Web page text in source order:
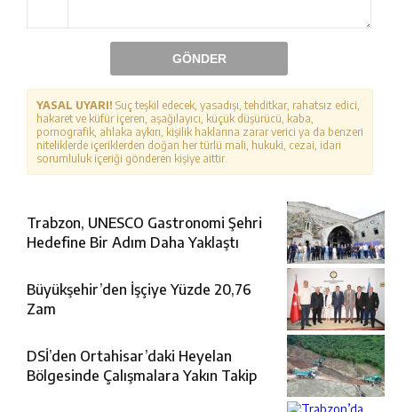
GÖNDER
YASAL UYARI! Suç teşkil edecek, yasadışı, tehditkar, rahatsız edici,
hakaret ve küfür içeren, aşağılayıcı, küçük düşürücü, kaba,
pornografik, ahlaka aykırı, kişilik haklarına zarar verici ya da benzeri
niteliklerde içeriklerden doğan her türlü mali, hukuki, cezai, idari
sorumluluk içeriği gönderen kişiye aittir.
Trabzon, UNESCO Gastronomi Şehri
Hedefine Bir Adım Daha Yaklaştı
Büyükşehir’den İşçiye Yüzde 20,76
Zam
DSİ’den Ortahisar’daki Heyelan
Bölgesinde Çalışmalara Yakın Takip